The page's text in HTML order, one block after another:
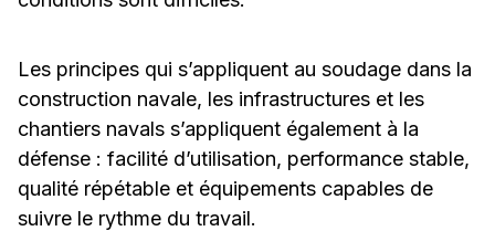
Les principes qui s’appliquent au soudage dans la
construction navale, les infrastructures et les
chantiers navals s’appliquent également à la
défense : facilité d’utilisation, performance stable,
qualité répétable et équipements capables de
suivre le rythme du travail.